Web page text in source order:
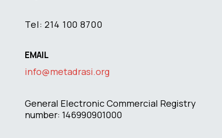
Tel: 214 100 8700
EMAIL
info@metadrasi.org
General Electronic Commercial Registry
number: 146990901000